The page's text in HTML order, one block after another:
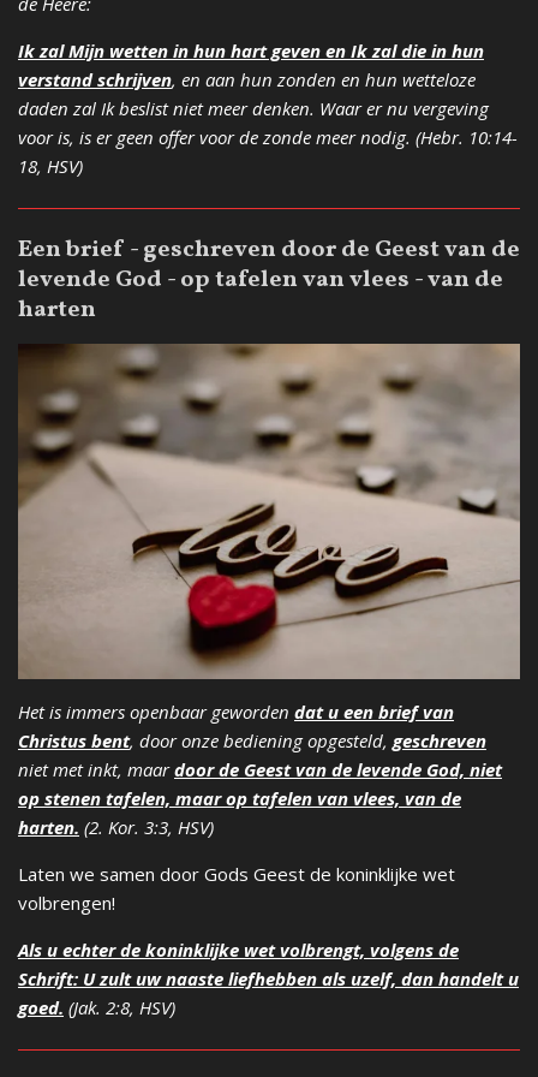
Ik zal Mijn wetten in hun hart geven en Ik zal die in hun
verstand schrijven, en aan hun zonden en hun wetteloze
daden zal Ik beslist niet meer denken. Waar er nu vergeving
voor is, is er geen offer voor de zonde meer nodig. (Hebr. 10:14-
18, HSV)
Een brief - geschreven door de Geest van de
levende God - op tafelen van vlees - van de
harten
Het is immers openbaar geworden dat u een brief van
Christus bent, door onze bediening opgesteld,geschreven
niet met inkt, maardoor de Geest van de levende God, niet
op stenen tafelen, maar op tafelen van vlees, van de
harten. (2. Kor. 3:3, HSV)
Laten we samen door Gods Geest de koninklijke wet
volbrengen!
Als u echter de koninklijke wet volbrengt, volgens de
Schrift: U zult uw naaste liefhebben als uzelf, dan handelt u
goed. (Jak. 2:8, HSV)